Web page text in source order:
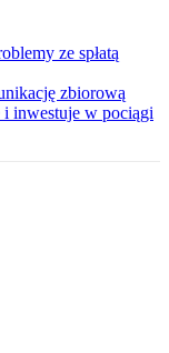
ze spłatą
zbiorową
inwestuje w pociągi